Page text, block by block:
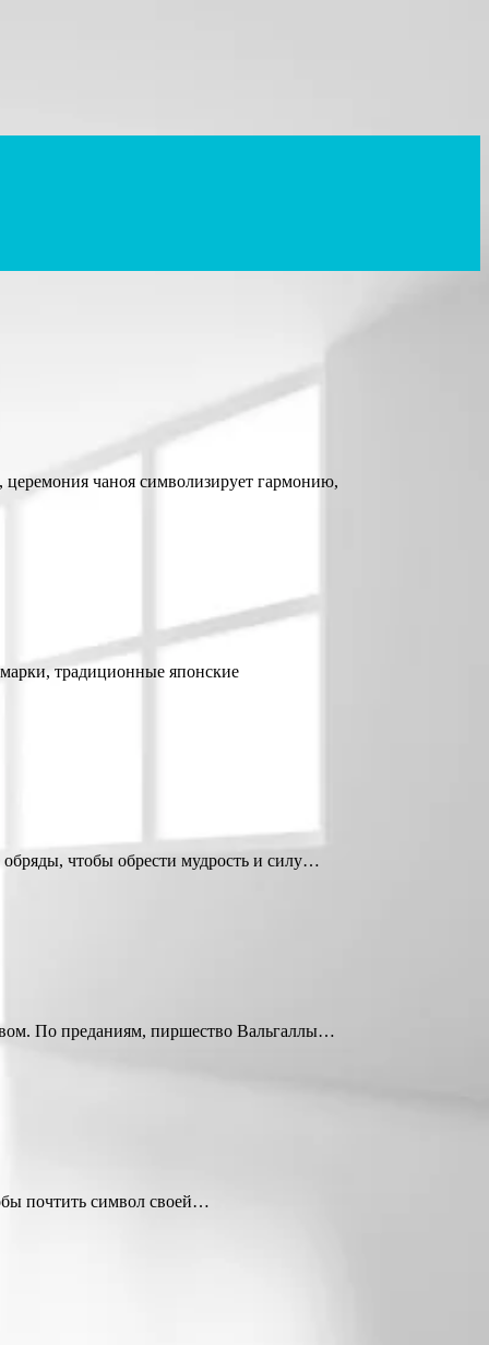
чаноя символизирует гармонию,
традиционные японские
чтобы обрести мудрость и силу…
По преданиям, пиршество Вальгаллы…
почтить символ своей…